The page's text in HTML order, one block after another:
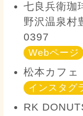
七良兵衛珈
野沢温泉
0397
Webページ
松本カフェ
インスタグ
RK